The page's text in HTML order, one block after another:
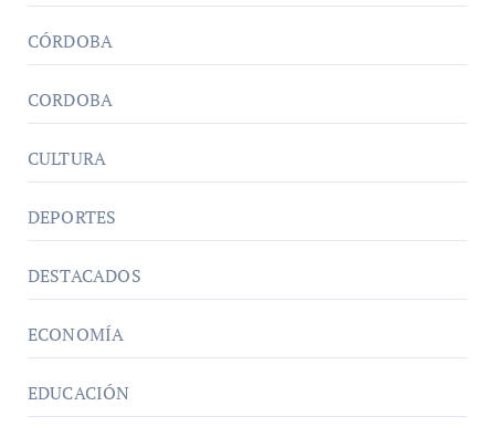
CÓRDOBA
CORDOBA
CULTURA
DEPORTES
DESTACADOS
ECONOMÍA
EDUCACIÓN